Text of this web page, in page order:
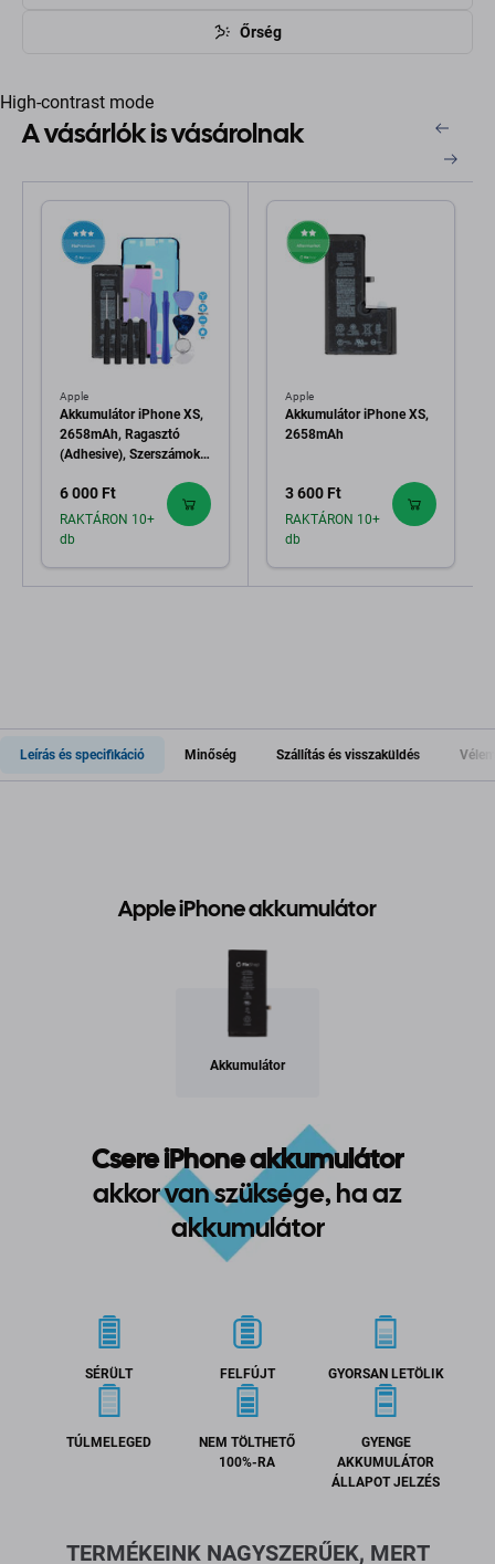
Őrség
High-contrast mode
A vásárlók is vásárolnak
Apple
Akkumulátor iPhone XS,
2658mAh, Ragasztó
(Adhesive), Szerszámok,
6 000 Ft
RAKTÁRON 10+
db
Apple
Akkumulátor iPhone XS,
2658mAh
3 600 Ft
RAKTÁRON 10+
db
Leírás és specifikáció Minőség Szállítás és visszaküldés
Apple iPhone akkumulátor
Akkumulátor
Csere iPhone akkumulátor
akkor van szüksége, ha az
akkumulátor
SÉRÜLT FELFÚJT GYORSAN LETÖLIK
TÚLMELEGED
NEM TÖLTHETŐ
100%-RA
GYENGE
AKKUMULÁTOR
ÁLLAPOT JELZÉS
TERMÉKEINK NAGYSZERŰEK, MERT